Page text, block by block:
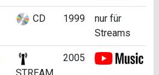
CD 1999
nur für
Streams
2005